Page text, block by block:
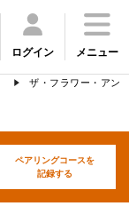
ログイン メニュー
ザ・フラワー・アン
ペアリングコースを
記録する